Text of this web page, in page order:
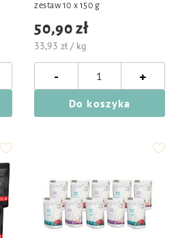
zestaw 10 x 150 g
50,90 zł
33,93 zł / kg
- +
Do koszyka